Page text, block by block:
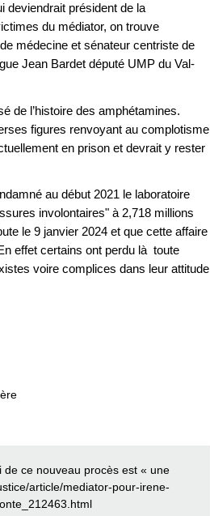
deviendrait président de la
du médiator, on trouve
médecine et sénateur centriste de
Jean Bardet député UMP du Val-
de l’histoire des amphétamines.
figures renvoyant au complotisme
en prison et devrait y rester
au début 2021 le laboratoire
involontaires" à 2,718 millions
le 9 janvier 2024 et que cette affaire
effet certains ont perdu là toute
voire complices dans leur attitude
ce nouveau procès est « une
article/mediator-pour-irene-